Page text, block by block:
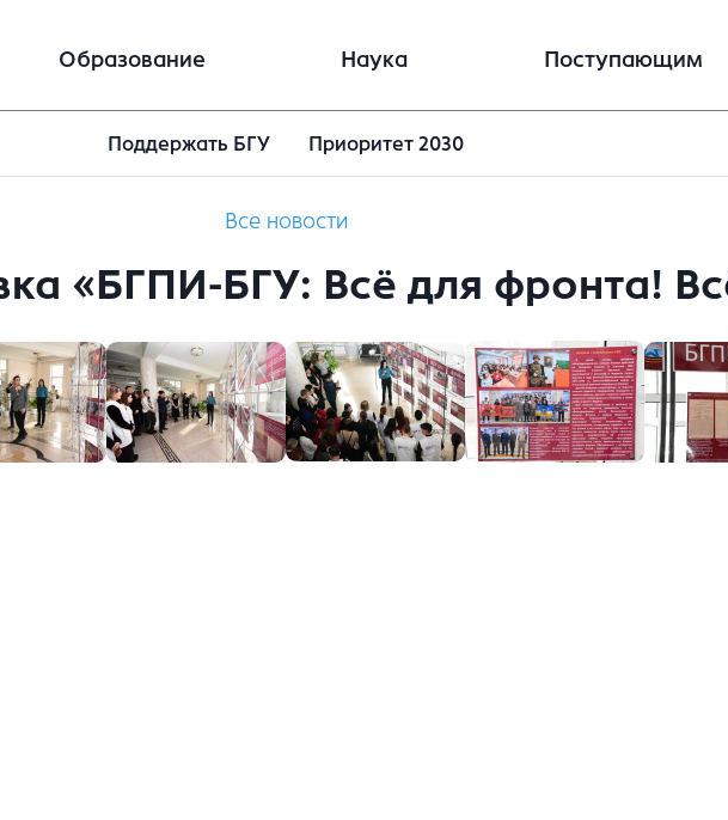
Образование Наука Поступающим
Поддержать БГУ Приоритет 2030
Все новости
«БГПИ-БГУ: Всё для фронта!